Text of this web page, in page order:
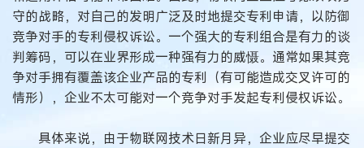
守的战略，对自己的发明广泛及时地提交专利申请，以防御
竞争对手的专利侵权诉讼。一个强大的专利组合是有力的谈
判筹码，可以在业界形成一种强有力的威慑。通常如果其竞
争对手拥有覆盖该企业产品的专利（有可能造成交叉许可的
情形），企业不太可能对一个竞争对手发起专利侵权诉讼。
具体来说，由于物联网技术日新月异，企业应尽早提交